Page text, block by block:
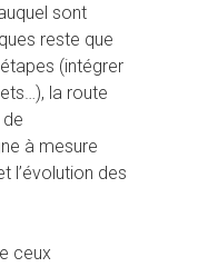
sont
reste que
(intégrer
la route
à mesure
l’évolution des
ceux